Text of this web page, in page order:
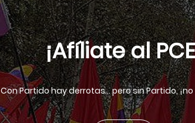
¡Afíliate al
Con Partido hay derrotas... pero sin Partido,